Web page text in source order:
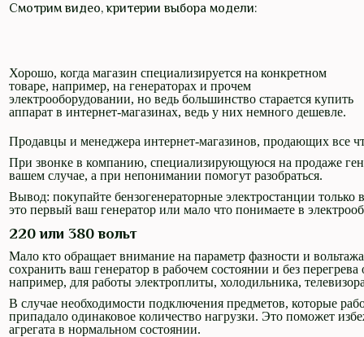
Смотрим видео, критерии выбора модели:
Хорошо, когда магазин специализируется на конкретном
товаре, например, на генераторах и прочем
электрооборудовании, но ведь большинство старается купить
аппарат в интернет-магазинах, ведь у них немного дешевле.
Продавцы и менеджера интернет-магазинов, продающих все
При звонке в компанию, специализирующуюся на продаже
вашем случае, а при непонимании помогут разобраться.
Вывод: покупайте бензогенераторные электростанции
это первый ваш генератор или мало что понимаете в
220 или 380 вольт
Мало кто обращает внимание на параметр фазности и
сохранить ваш генератор в рабочем состоянии и без
например, для работы электроплиты, холодильника,
В случае необходимости подключения предметов, которые
припадало одинаковое количество нагрузки. Это поможет
агрегата в нормальном состоянии.